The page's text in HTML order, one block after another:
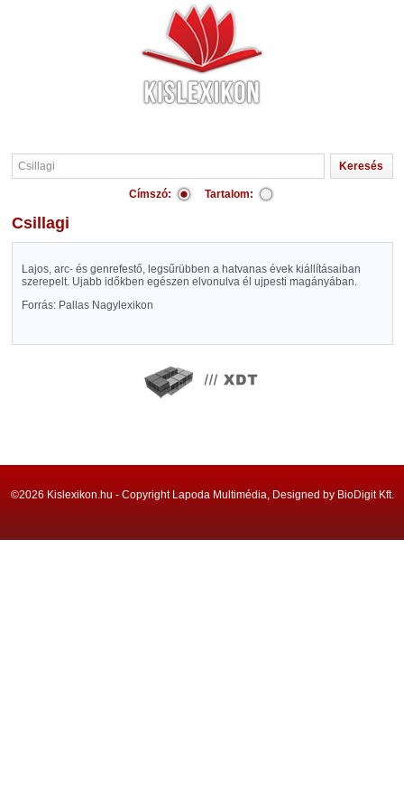
Címszó: Tartalom:
Csillagi
Lajos, arc- és genrefestő, legsűrübben a hatvanas évek kiállításaiban
szerepelt. Ujabb időkben egészen elvonulva él ujpesti magányában.
Forrás: Pallas Nagylexikon
©2026 Kislexikon.hu - Copyright Lapoda Multimédia, Designed by BioDigit Kft.